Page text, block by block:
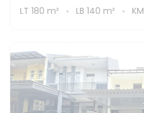
LT 180 m² LB 140 m² KM